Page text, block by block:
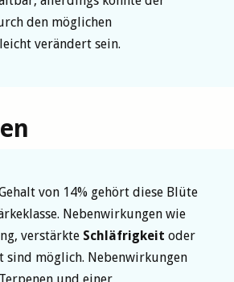
den möglichen
verändert sein.
von 14% gehört diese Blüte
Nebenwirkungen wie
verstärkte Schläfrigkeit oder
sind möglich. Nebenwirkungen